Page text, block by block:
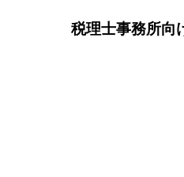
税理士事務所向